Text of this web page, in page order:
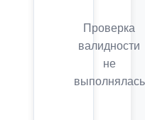
Проверка
валидности
не
выполнялась